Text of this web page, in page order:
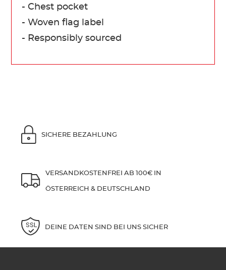
- Chest pocket
- Woven flag label
- Responsibly sourced
SICHERE BEZAHLUNG
VERSANDKOSTENFREI AB 100€ IN
ÖSTERREICH & DEUTSCHLAND
DEINE DATEN SIND BEI UNS SICHER